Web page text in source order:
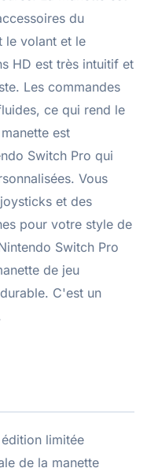
du
le volant et le
HD est très intuitif et
Les commandes
ce qui rend le
est
Switch Pro qui
Vous
et des
pour votre style de
Switch Pro
de jeu
C'est un
limitée
de la manette